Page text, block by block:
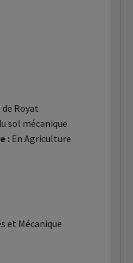
Royat
sol mécanique
: En Agriculture
et Mécanique